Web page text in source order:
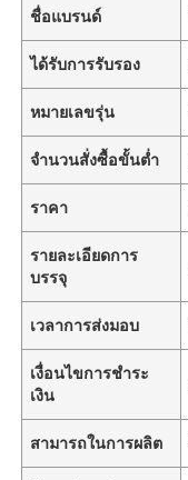
ชื่อแบรนด์
ได้รับการรับรอง
หมายเลขรุ่น
จำนวนสั่งซื้อขั้นต่ำ
ราคา
รายละเอียดการ
บรรจุ
เวลาการส่งมอบ
เงื่อนไขการชำระ
เงิน
สามารถในการผลิต